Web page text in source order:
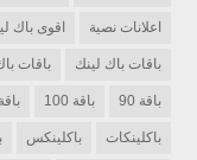
اعلانات نصية اقوى باك
باقات باك لينك باقات
باقة 90 باقة 100
باكلينكات باكلينكس